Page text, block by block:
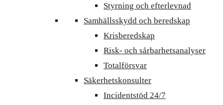
Styrning och efterlevnad
Samhällsskydd och beredskap
Krisberedskap
Risk- och sårbarhetsanalyser
Totalförsvar
Säkerhetskonsulter
Incidentstöd 24/7